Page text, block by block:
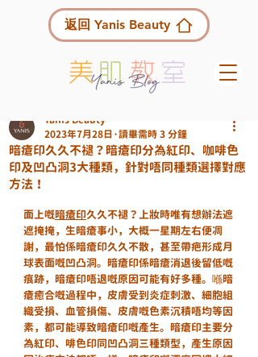
返回 Yanis Beauty
暗瘡印久久不褪？暗瘡印分為紅印、咖啡色
印及凹凸洞3大種類，針對唔同種類選擇對應
方法！
Yanis Beauty
2023年7月28日 讀畢需時 3 分鐘
面上嘅暗瘡印久久不褪？上妝時唯有想辦法遮
遮掩掩，生暗瘡事小，大概一星期左右便凋
謝，最怕係暗瘡印久久不散，甚至帶疤形成月
球表面嘅凹凸洞。暗瘡印係暗瘡消退後留低嘅
痕跡，暗瘡印唔退嘅原因可能有好多種。喺暗
瘡癒合嘅過程中，皮膚受到炎症刺激、細胞組
織受損、血管損傷、皮膚嘅色素沉積唔均等因
素，都可能導致暗瘡印嘅產生。暗瘡印主要分
為紅印、啡色印同凹凸洞三種類型，產生原因